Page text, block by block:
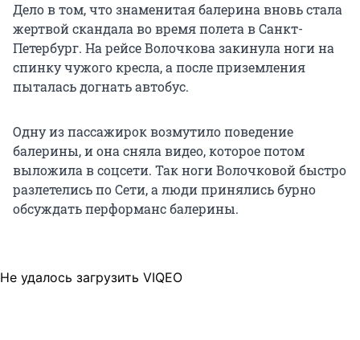
Дело в том, что знаменитая балерина вновь стала
жертвой скандала во время полета в Санкт-
Петербург. На рейсе Волочкова закинула ноги на
спинку чужого кресла, а после приземления
пыталась догнать автобус.
Одну из пассажирок возмутило поведение
балерины, и она сняла видео, которое потом
выложила в соцсети. Так ноги Волочковой быстро
разлетелись по Сети, а люди принялись бурно
обсуждать перформанс балерины.
Не удалось загрузить VIQEO